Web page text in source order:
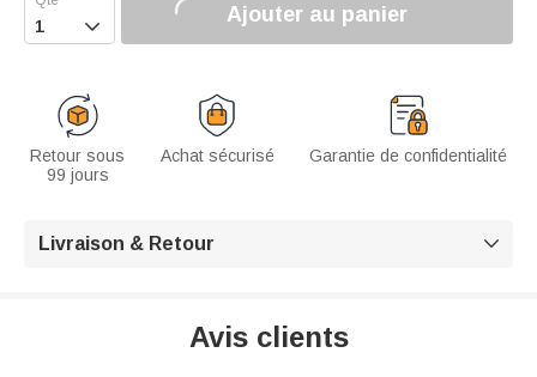
 Ajouter au panier
Retour sous
99 jours
Achat sécurisé Garantie de confidentialité
Livraison & Retour 
Avis clients